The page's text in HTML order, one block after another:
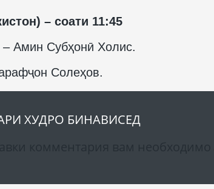
– соати 11:45
– Амин Субҳонӣ Холис.
Солеҳов.
ХУДРО БИНАВИСЕД